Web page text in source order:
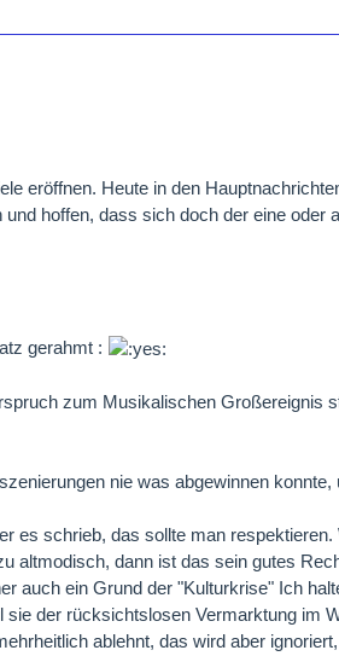
eröffnen. Heute in den
hoffen, dass sich doch der eine oder
gerahmt :
zum Musikalischen Großereignis
nie was abgewinnen
es schrieb, das sollte man respektieren.
altmodisch, dann ist das sein gutes
auch ein Grund der "Kulturkrise" Ich
der rücksichtslosen Vermarktung im
ablehnt, das wird aber